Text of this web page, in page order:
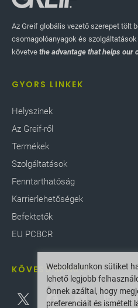
Az Greif globális vezető szerepet tölt
csomagolóanyagok és
követve the advantage that helps our
GYORS LINKEK
Helyszínek
Az Greif-ről
Termékek
Szolgáltatások
Fenntarthatóság
Karrierlehetőségek
Befektetők
EU PCBCR
KÖVESS MINKET
Weboldalunkon sütiket
lehető legjobb
Önnek azáltal, hogy
preferenciáit és ismételt